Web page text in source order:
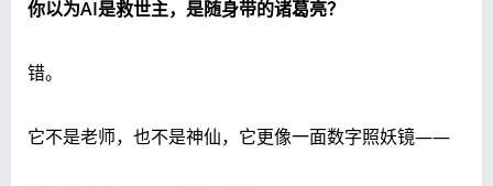
你以为AI是救世主，是随身带的诸葛亮？
错。
它不是老师，也不是神仙，它更像一面数字照妖镜——